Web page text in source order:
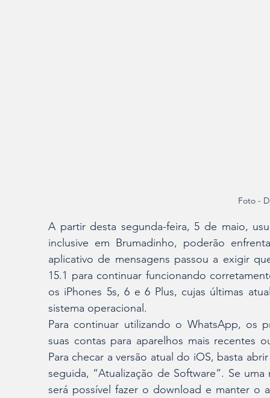
Foto -
A partir desta segunda-feira, 5 de maio,
inclusive em Brumadinho, poderão
aplicativo de mensagens passou a exigir
15.1 para continuar funcionando
os iPhones 5s, 6 e 6 Plus, cujas últimas
sistema operacional.
Para continuar utilizando o WhatsApp, os
suas contas para aparelhos mais recentes
Para checar a versão atual do iOS, basta
seguida, “Atualização de Software”. Se
será possível fazer o download e manter o